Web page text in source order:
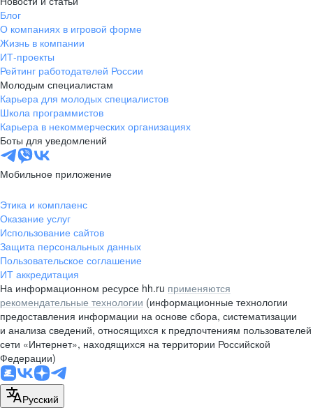
Новосибирск
ул. Большевистская, д. 35,
помещение 21
+7 383 207-94-64
pr@nsk.hh.ru
Минск
пр-т Дзержинского, д. 57,
10 этаж, помещение 45-1
pr@rabota.by
Алматы
пр. Абая, д. 151, БЦ Алатау,
12 этаж, офис 1209
+7 727 232-13-13
pr@headhunter.com.kz
Блог
О компаниях в игровой форме
Жизнь в компании
ИТ-проекты
Рейтинг работодателей России
Молодым специалистам
Карьера для молодых специалистов
Школа программистов
Карьера в некоммерческих организациях
Боты для уведомлений
Мобильное приложение
Этика и комплаенс
Оказание услуг
Использование сайтов
Защита персональных данных
Пользовательское соглашение
ИТ аккредитация
На информационном ресурсе hh.ru применяются
рекомендательные технологии (информационные технологии
предоставления информации на основе сбора, систематизации
и анализа сведений, относящихся к предпочтениям пользователей
сети «Интернет», находящихся на территории Российской
Федерации)
Русский